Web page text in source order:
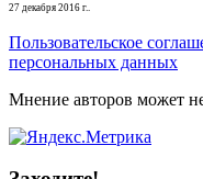
27 декабря 2016 г..
Пользовательское
персональных данных
Мнение авторов может